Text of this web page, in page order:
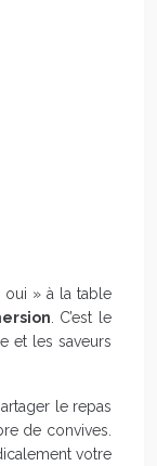
oui » à la table
. C’est le
et les saveurs
le repas
de convives.
votre